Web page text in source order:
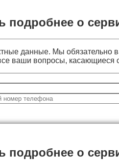
подробнее о
данные. Мы обязательно
ваши вопросы, касающиеся
подробнее о